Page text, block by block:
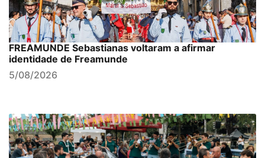
FREAMUNDE Sebastianas voltaram a afirmar
identidade de Freamunde
5/08/2026